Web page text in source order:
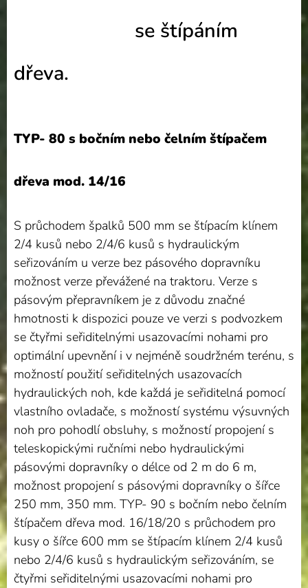
se štípáním
dřeva.
TYP- 80 s bočním nebo čelním štípačem
dřeva mod. 14/16
S průchodem špalků 500 mm se štípacím klínem
2/4 kusů nebo 2/4/6 kusů s hydraulickým
seřizováním u verze bez pásového dopravníku
možnost verze převážené na traktoru. Verze s
pásovým přepravníkem je z důvodu značné
hmotnosti k dispozici pouze ve verzi s podvozkem
se čtyřmi seřiditelnými usazovacími nohami pro
optimální upevnění i v nejméně soudržném terénu, s
možností použití seřiditelných usazovacích
hydraulických noh, kde každá je seřiditelná pomocí
vlastního ovladače, s možností systému výsuvných
noh pro pohodlí obsluhy, s možností propojení s
teleskopickými ručními nebo hydraulickými
pásovými dopravníky o délce od 2 m do 6 m,
možnost propojení s pásovými dopravníky o šířce
250 mm, 350 mm. TYP- 90 s bočním nebo čelním
štípačem dřeva mod. 16/18/20 s průchodem pro
kusy o šířce 600 mm se štípacím klínem 2/4 kusů
nebo 2/4/6 kusů s hydraulickým seřizováním, se
čtyřmi seřiditelnými usazovacími nohami pro